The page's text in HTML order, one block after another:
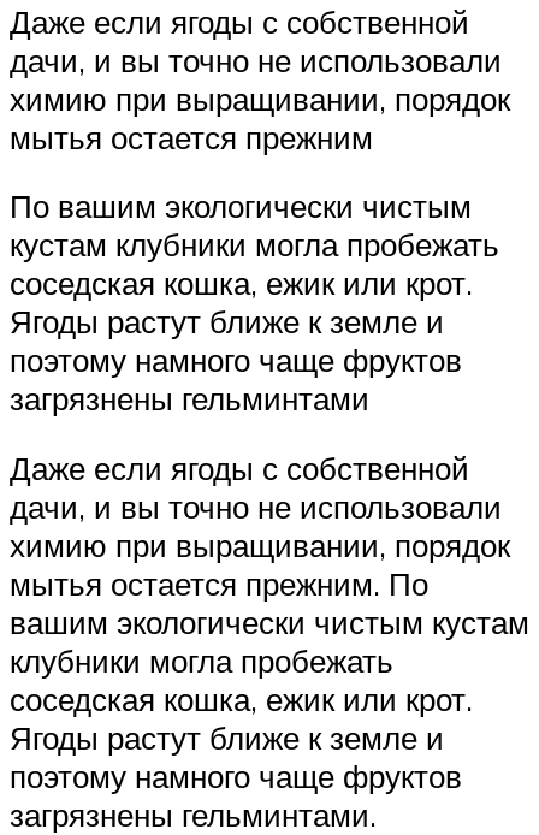
Даже если ягоды с собственной
дачи, и вы точно не использовали
химию при выращивании, порядок
мытья остается прежним
По вашим экологически чистым
кустам клубники могла пробежать
соседская кошка, ежик или крот.
Ягоды растут ближе к земле и
поэтому намного чаще фруктов
загрязнены гельминтами
Даже если ягоды с собственной
дачи, и вы точно не использовали
химию при выращивании, порядок
мытья остается прежним. По
вашим экологически чистым кустам
клубники могла пробежать
соседская кошка, ежик или крот.
Ягоды растут ближе к земле и
поэтому намного чаще фруктов
загрязнены гельминтами.